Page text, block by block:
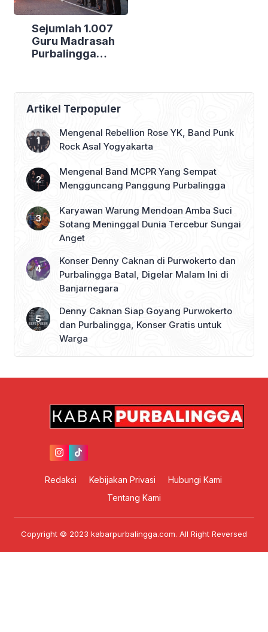
Sejumlah 1.007
Guru Madrasah
Purbalingga
Purbalingga Beri
Dukungan Penuh
Artikel Terpopuler
Mengenal Rebellion Rose YK, Band Punk
Rock Asal Yogyakarta
Mengenal Band MCPR Yang Sempat
Mengguncang Panggung Purbalingga
Karyawan Warung Mendoan Amba Suci
Sotang Meninggal Dunia Tercebur Sungai
Anget
Konser Denny Caknan di Purwokerto dan
Purbalingga Batal, Digelar Malam Ini di
Banjarnegara
Denny Caknan Siap Goyang Purwokerto
dan Purbalingga, Konser Gratis untuk
Warga
Redaksi Kebijakan Privasi
Hubungi Kami
Tentang Kami
Copyright © 2023 kabarpurbalingga.com. All Right Reversed